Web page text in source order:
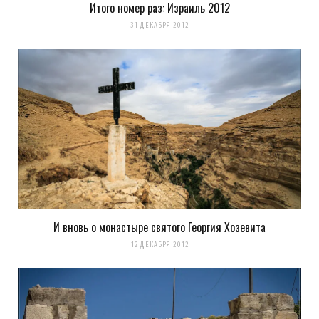
k0ev
мы все учились понемногу,
чему нибудь и как нибудь :)
что то получается, что то нет… я просто испытываю
кайф от процесса фото и от тех мест в которых
бываю благодаря фото, и от людей с которыми
познакомился благодаря фото
REPLY
Итого номер раз: Израиль 2012
31 ДЕКАБРЯ 2012
И вновь о монастыре святого Георгия Хозевита
12 ДЕКАБРЯ 2012